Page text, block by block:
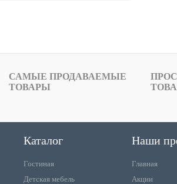
САМЫЕ ПРОДАВАЕМЫЕ
ТОВАРЫ
Каталог
Гостиная
Детская мебель
Наши
Главная
Акции